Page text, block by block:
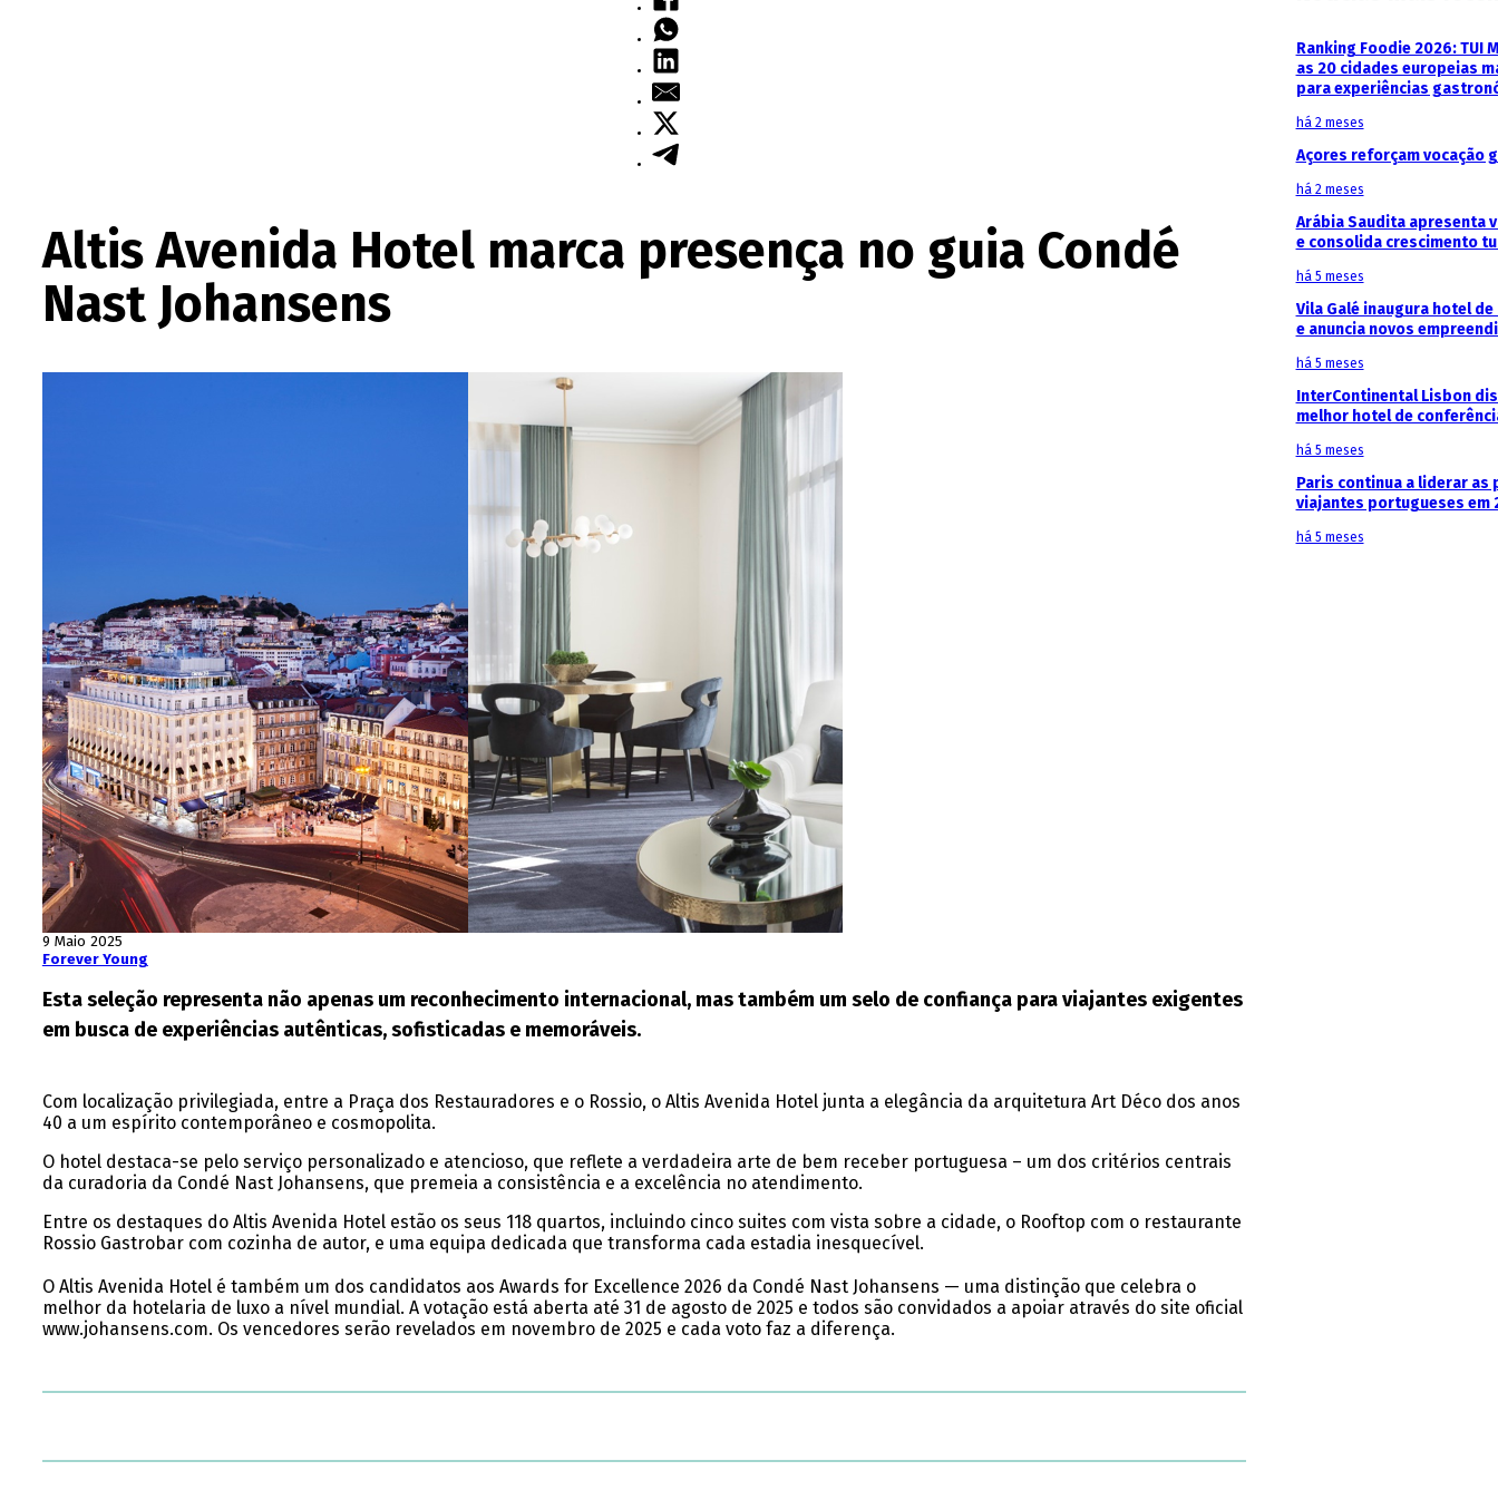
Altis Avenida Hotel marca presença no guia Condé
Nast Johansens
9 Maio 2025
Forever Young
Esta seleção representa não apenas um reconhecimento internacional, mas também um selo de confiança para viajantes exigentes
em busca de experiências autênticas, sofisticadas e memoráveis.
Com localização privilegiada, entre a Praça dos Restauradores e o Rossio, o Altis Avenida Hotel junta a elegância da arquitetura Art Déco dos anos
40 a um espírito contemporâneo e cosmopolita.
O hotel destaca-se pelo serviço personalizado e atencioso, que reflete a verdadeira arte de bem receber portuguesa – um dos critérios centrais
da curadoria da Condé Nast Johansens, que premeia a consistência e a excelência no atendimento.
Entre os destaques do Altis Avenida Hotel estão os seus 118 quartos, incluindo cinco suites com vista sobre a cidade, o Rooftop com o restaurante
Rossio Gastrobar com cozinha de autor, e uma equipa dedicada que transforma cada estadia inesquecível.
O Altis Avenida Hotel é também um dos candidatos aos Awards for Excellence 2026 da Condé Nast Johansens — uma distinção que celebra o
melhor da hotelaria de luxo a nível mundial. A votação está aberta até 31 de agosto de 2025 e todos são convidados a apoiar através do site oficial
www.johansens.com. Os vencedores serão revelados em novembro de 2025 e cada voto faz a diferença.
Ranking Foodie 2026: TUI
as 20 cidades europeias
para experiências
há 2 meses
Açores reforçam vocação
há 2 meses
Arábia Saudita apresenta
e consolida crescimento
há 5 meses
Vila Galé inaugura hotel de
e anuncia novos
há 5 meses
InterContinental Lisbon
melhor hotel de
há 5 meses
Paris continua a liderar as
viajantes portugueses em
há 5 meses